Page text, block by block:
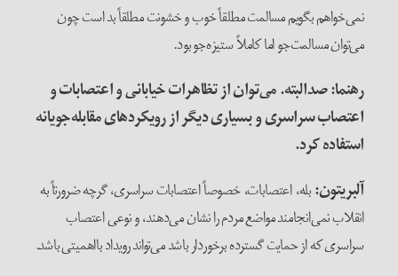
نمی‌خواهم بگویم مسالمت مطلقاً خوب و خشونت مطلقاً بد است چون
می‌توان مسالمت‌جو اما کاملاً ستیزه‌جو بود.
رهنما: صدالبته. می‌توان از تظاهرات خیابانی و اعتصابات و
اعتصاب سراسری و بسیاری دیگر از رویکردهای مقابله‌جویانه
استفاده کرد.
آلبریتون:بله، اعتصابات، خصوصاً اعتصابات سراسری، گرچه ضرورتاً به
انقلاب نمی‌انجامند مواضع مردم را نشان می‌دهند، و نوعی اعتصاب
سراسری که از حمایت گسترده برخوردار باشد می‌تواند رویداد بااهمیتی باشد.